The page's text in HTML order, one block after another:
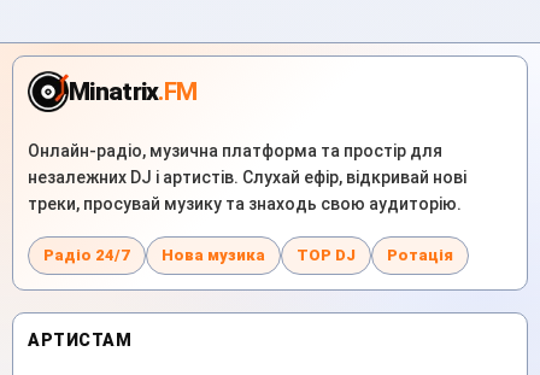
Minatrix.FM
Онлайн-радіо, музична платформа та простір для
незалежних DJ і артистів. Слухай ефір, відкривай нові
треки, просувай музику та знаходь свою аудиторію.
Радіо 24/7 Нова музика TOP DJ Ротація
АРТИСТАМ